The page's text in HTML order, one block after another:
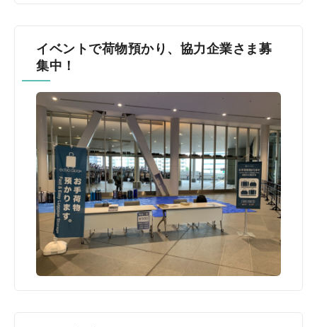
イベントで荷物預かり、協力企業さま募
集中！